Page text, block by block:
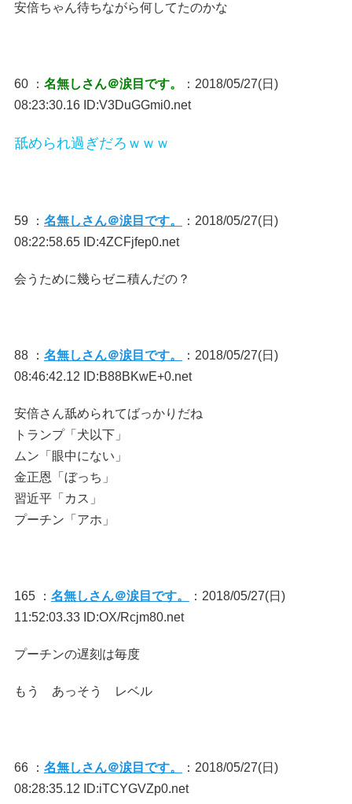
安倍ちゃん待ちながら何してたのかな
60 ： 名無しさん＠涙目です。
：2018/05/27(日)
08:23:30.16 ID:V3DuGGmi0.net
舐められ過ぎだろｗｗｗ
59 ： 名無しさん＠涙目です。
：2018/05/27(日)
08:22:58.65 ID:4ZCFjfep0.net
会うために幾らゼニ積んだの？
88 ： 名無しさん＠涙目です。
：2018/05/27(日)
08:46:42.12 ID:B88BKwE+0.net
安倍さん舐められてばっかりだね
トランプ「犬以下」
ムン「眼中にない」
金正恩「ぼっち」
習近平「カス」
プーチン「アホ」
165 ： 名無しさん＠涙目です。
：2018/05/27(日)
11:52:03.33 ID:OX/Rcjm80.net
プーチンの遅刻は毎度
もう あっそう レベル
66 ： 名無しさん＠涙目です。
：2018/05/27(日)
08:28:35.12 ID:iTCYGVZp0.net